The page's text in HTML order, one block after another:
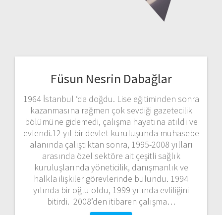
Füsun Nesrin Dabağlar
1964 İstanbul ‘da doğdu. Lise eğitiminden sonra
kazanmasına rağmen çok sevdiği gazetecilik
bölümüne gidemedi, çalışma hayatına atıldı ve
evlendi.12 yıl bir devlet kuruluşunda muhasebe
alanında çalıştıktan sonra, 1995-2008 yılları
arasında özel sektöre ait çeşitli sağlık
kuruluşlarında yöneticilik, danışmanlık ve
halkla ilişkiler görevlerinde bulundu. 1994
yılında bir oğlu oldu, 1999 yılında evliliğini
bitirdi. 2008’den itibaren çalışma…